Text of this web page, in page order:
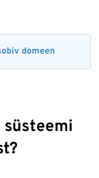
domeen
süsteemi